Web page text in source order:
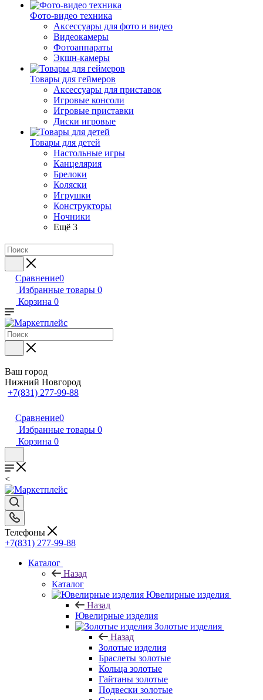
Фото-видео техника
Аксессуары для фото и видео
Видеокамеры
Фотоаппараты
Экшн-камеры
Товары для геймеров
Аксессуары для приставок
Игровые консоли
Игровые приставки
Диски игровые
Товары для детей
Настольные игры
Канцелярия
Брелоки
Коляски
Игрушки
Конструкторы
Ночники
Ещё 3
Сравнение0
Избранные товары 0
Корзина 0
Ваш город
Нижний Новгород
+7(831) 277-99-88
Сравнение0
Избранные товары 0
Корзина 0
<
Телефоны
+7(831) 277-99-88
Каталог
Назад
Каталог
Ювелирные изделия
Назад
Ювелирные изделия
Золотые изделия
Назад
Золотые изделия
Браслеты золотые
Кольца золотые
Гайтаны золотые
Подвески золотые